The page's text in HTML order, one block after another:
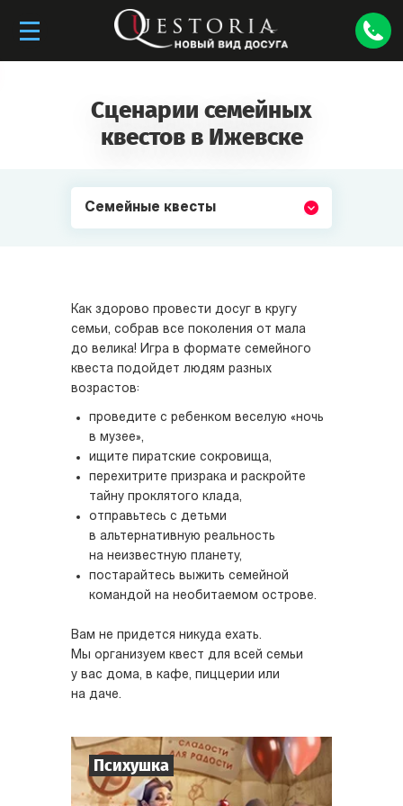
Сценарии семейных
квестов в Ижевске
Семейные квесты
Как здорово провести досуг в кругу
семьи, собрав все поколения от мала
до велика! Игра в формате семейного
квеста подойдет людям разных
возрастов:
проведите с ребенком веселую «ночь
в музее»,
ищите пиратские сокровища,
перехитрите призрака и раскройте
тайну проклятого клада,
отправьтесь с детьми
в альтернативную реальность
на неизвестную планету,
постарайтесь выжить семейной
командой на необитаемом острове.
Вам не придется никуда ехать.
Мы организуем квест для всей семьи
у вас дома, в кафе, пиццерии или
на даче.
Психушка